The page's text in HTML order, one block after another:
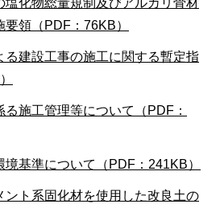
塩化物総量規制及びアルカリ骨材
領（PDF：76KB）
る建設工事の施工に関する暫定指
施工管理等について（PDF：
基準について（PDF：241KB）
ント系固化材を使用した改良土の